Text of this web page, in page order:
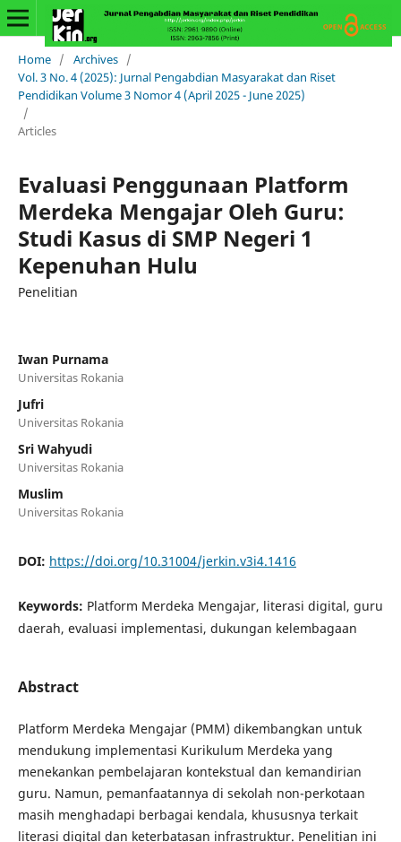
Home / Archives /
Vol. 3 No. 4 (2025): Jurnal Pengabdian Masyarakat dan Riset
Pendidikan Volume 3 Nomor 4 (April 2025 - June 2025)
/
Articles
Evaluasi Penggunaan Platform
Merdeka Mengajar Oleh Guru:
Studi Kasus di SMP Negeri 1
Kepenuhan Hulu
Penelitian
Iwan Purnama
Universitas Rokania
Jufri
Universitas Rokania
Sri Wahyudi
Universitas Rokania
Muslim
Universitas Rokania
DOI: https://doi.org/10.31004/jerkin.v3i4.1416
Keywords: Platform Merdeka Mengajar, literasi digital, guru
daerah, evaluasi implementasi, dukungan kelembagaan
Abstract
Platform Merdeka Mengajar (PMM) dikembangkan untuk
mendukung implementasi Kurikulum Merdeka yang
menekankan pembelajaran kontekstual dan kemandirian
guru. Namun, pemanfaatannya di sekolah non-perkotaan
masih menghadapi berbagai kendala, khususnya terkait
literasi digital dan keterbatasan infrastruktur. Penelitian ini